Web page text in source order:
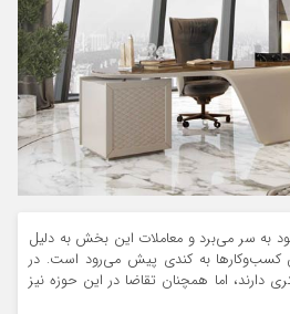
به سر می‌برد و معاملات این بخش به دلیل
کسب‌وکارها به کندی پیش می‌رود است. در
دارند، اما همچنان تقاضا در این حوزه نیز